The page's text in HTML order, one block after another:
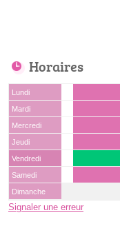
Horaires
Lundi
Mardi
Mercredi
Jeudi
Vendredi
Samedi
Dimanche
Signaler une erreur